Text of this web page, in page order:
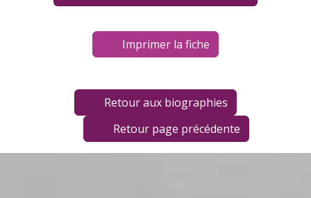
Imprimer la fiche
Retour aux biographies
Retour page précédente